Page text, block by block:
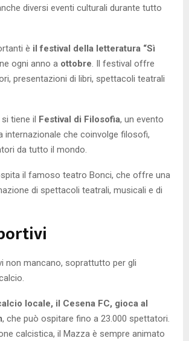
diversi eventi culturali durante tutto
è il festival della letteratura “Sì
ogni anno a ottobre. Il festival offre
presentazioni di libri, spettacoli teatrali
si tiene il Festival di Filosofia, un evento
internazionale che coinvolge filosofi,
da tutto il mondo.
il famoso teatro Bonci, che offre una
di spettacoli teatrali, musicali e di
non mancano, soprattutto per gli
locale, il Cesena FC, gioca al
, che può ospitare fino a 23.000 spettatori.
calcistica, il Mazza è sempre animato